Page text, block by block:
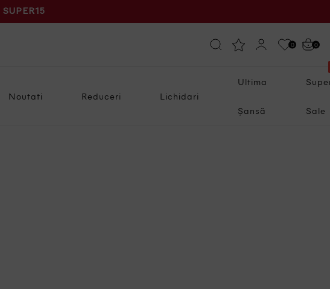
SUPER15
0 0
Noutati Reduceri Lichidari
Ultima
Șansă Sale